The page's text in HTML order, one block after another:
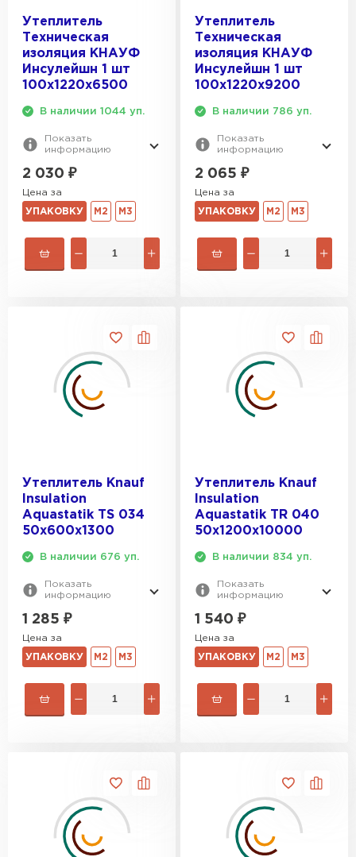
Утеплитель
Техническая
изоляция КНАУФ
Инсулейшн 1 шт
100х1220х6500
В наличии 1044 уп.
Показать
информацию
2 030 ₽
Цена за
УПАКОВКУ М2 М3
Утеплитель
Техническая
изоляция КНАУФ
Инсулейшн 1 шт
100х1220х9200
В наличии 786 уп.
Показать
информацию
2 065 ₽
Цена за
УПАКОВКУ М2 М3
Утеплитель Knauf
Insulation
Aquastatik TS 034
50х600х1300
В наличии 676 уп.
Показать
информацию
1 285 ₽
Цена за
УПАКОВКУ М2 М3
Утеплитель Knauf
Insulation
Aquastatik TR 040
50х1200х10000
В наличии 834 уп.
Показать
информацию
1 540 ₽
Цена за
УПАКОВКУ М2 М3